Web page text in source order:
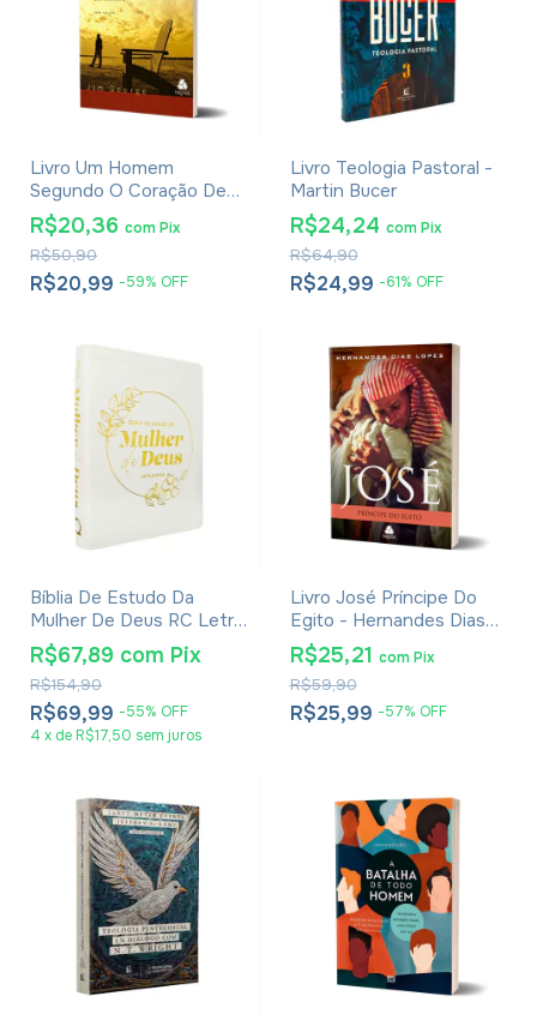
Livro Um Homem
Segundo O Coração De
Deus - Jim George
R$20,99 -59% OFF
R$50,90
R$20,36 comPix
Livro Teologia Pastoral -
Martin Bucer
R$24,99 -61% OFF
R$64,90
R$24,24 com Pix
Bíblia De Estudo Da
Mulher De Deus RC Letra
Grande Com Harpa
Pentecostal Branca
R$69,99 -55% OFF
R$154,90
R$67,89 com Pix
4 x de R$17,50 sem juros
Livro José Príncipe Do
Egito - Hernandes Dias
Lopes
R$25,99 -57% OFF
R$59,90
R$25,21 com Pix